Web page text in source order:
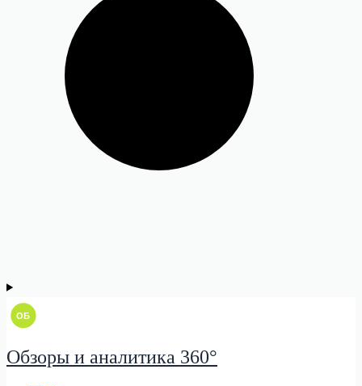
Обзоры и аналитика 360°